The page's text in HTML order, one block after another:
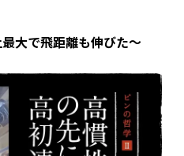
大で飛距離も伸びた～